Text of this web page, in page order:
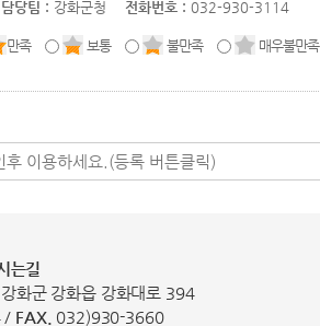
담당팀 : 강화군청 전화번호 : 032-930-3114
만족 보통 불만족 매우불만족
는길
화군 강화읍 강화대로 394
/ FAX. 032)930-3660